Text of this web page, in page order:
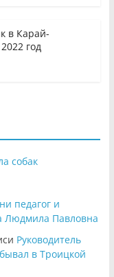
в Карай-
год
собак
педагог и
Людмила Павловна
Руководитель
в Троицкой